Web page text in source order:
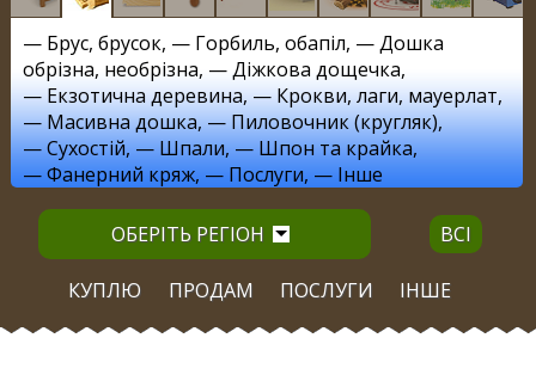
— Брус, брусок, — Горбиль, обапіл, —Дошка
обрізна, необрізна, —Діжкова дощечка,
—Екзотична деревина, —Крокви, лаги, мауерлат,
—Масивна дошка, —Пиловочник (кругляк),
—Сухостій, —Шпали, —Шпон та крайка,
—Фанерний кряж, —Послуги, —Інше
ОБЕРІТЬ РЕГІОН ВСІ
КУПЛЮ ПРОДАМ ПОСЛУГИ ІНШЕ